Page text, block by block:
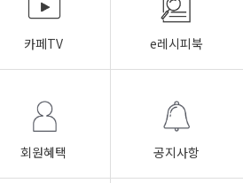
카페TV e레시피북
회원혜택 공지사항